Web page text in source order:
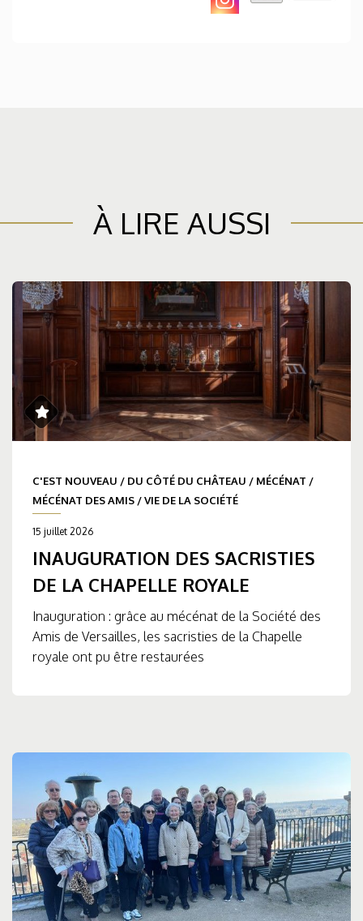
À LIRE AUSSI
C'EST NOUVEAU / DU CÔTÉ DU CHÂTEAU / MÉCÉNAT /
MÉCÉNAT DES AMIS /VIE DE LA SOCIÉTÉ
15 juillet 2026
INAUGURATION DES SACRISTIES
DE LA CHAPELLE ROYALE
Inauguration : grâce au mécénat de la Société des
Amis de Versailles, les sacristies de la Chapelle
royale ont pu être restaurées